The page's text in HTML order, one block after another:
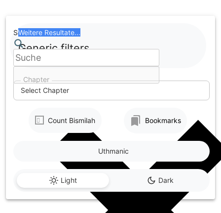
to
content
Chapter
Select Chapter
Search
Weitere Resultate...
Generic filters
Count Bismilah Bookmarks
Light Dark
Uthmanic